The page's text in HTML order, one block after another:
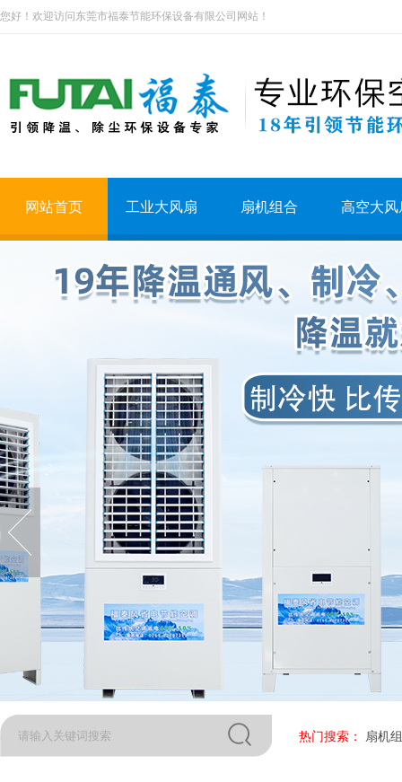
您好！欢迎访问东莞市福泰节能环保设备有限公司网站！
网站首页 工业大风扇 扇机组合 高空大风
热门搜索： 扇机